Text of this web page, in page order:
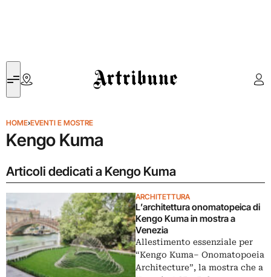
Artribune
HOME›EVENTI E MOSTRE
Kengo Kuma
Articoli dedicati a Kengo Kuma
ARCHITETTURA
L’architettura onomatopeica di
Kengo Kuma in mostra a
Venezia
Allestimento essenziale per
“Kengo Kuma– Onomatopoeia
Architecture”, la mostra che a